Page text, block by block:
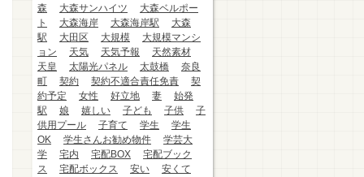
森
大森サンハイツ
大森ベルポー
ト
大森海岸 大森海岸駅
大森
駅
大田区 大規模
大規模マンシ
ョン
天気 天気予報
天然素材
天皇
太陽光パネル 太鼓橋
奈良
町
契約 契約不適合責任免責
契
約予定
女性 好立地 妻
始発
駅
娘 嬉しい 子ども 子供
子
供用プール
子育て 学生
学生
OK
学生さんお勧め物件
学芸大
学
宅内 宅配BOX
宅配ブック
ス
宅配ボックス 安い
安くて